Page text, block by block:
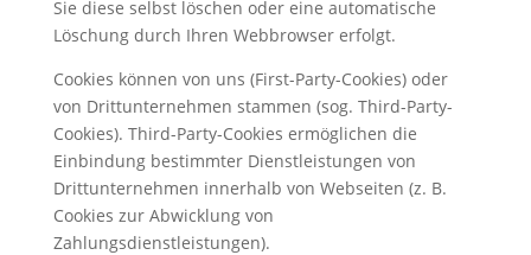
Sie diese selbst löschen oder eine automatische
Löschung durch Ihren Webbrowser erfolgt.
Cookies können von uns (First-Party-Cookies) oder
von Drittunternehmen stammen (sog. Third-Party-
Cookies). Third-Party-Cookies ermöglichen die
Einbindung bestimmter Dienstleistungen von
Drittunternehmen innerhalb von Webseiten (z. B.
Cookies zur Abwicklung von
Zahlungsdienstleistungen).